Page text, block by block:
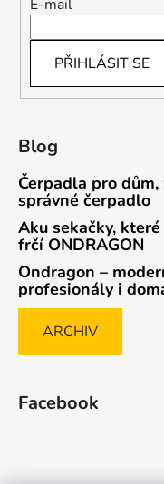
E-mail
PŘIHLÁSIT SE
Blog
Čerpadla pro
správné čerpadlo
Aku sekačky,
frčí ONDRAGON
Ondragon –
profesionály i
ARCHIV
Facebook